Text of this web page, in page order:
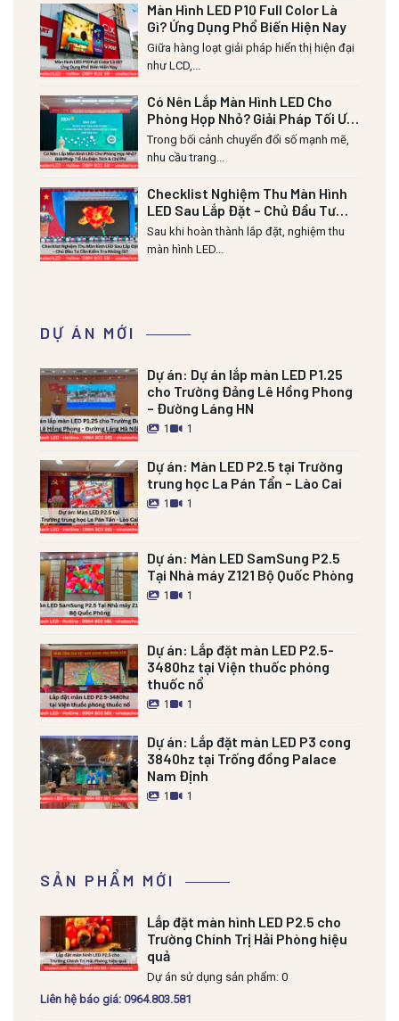
Màn Hình LED P10 Full Color Là
Gì? Ứng Dụng Phổ Biến Hiện Nay
Giữa hàng loạt giải pháp hiển thị hiện đại
như LCD,...
Có Nên Lắp Màn Hình LED Cho
Phòng Họp Nhỏ? Giải Pháp Tối Ưu
Diện Tích & Chi Phí
Trong bối cảnh chuyển đổi số mạnh mẽ,
nhu cầu trang...
Checklist Nghiệm Thu Màn Hình
LED Sau Lắp Đặt – Chủ Đầu Tư
Cần Kiểm Tra Những Gì?
Sau khi hoàn thành lắp đặt, nghiệm thu
màn hình LED...
DỰ ÁN MỚI
Dự án: Dự án lắp màn LED P1.25
cho Trường Đảng Lê Hồng Phong
– Đường Láng HN
1 1
Dự án: Màn LED P2.5 tại Trường
trung học La Pán Tẩn – Lào Cai
1 1
Dự án: Màn LED SamSung P2.5
Tại Nhà máy Z121 Bộ Quốc Phòng
1 1
Dự án: Lắp đặt màn LED P2.5-
3480hz tại Viện thuốc phóng
thuốc nổ
1 1
Dự án: Lắp đặt màn LED P3 cong
3840hz tại Trống đồng Palace
Nam Định
1 1
SẢN PHẨM MỚI
Lắp đặt màn hình LED P2.5 cho
Trường Chính Trị Hải Phòng hiệu
quả
Dự án sử dụng sản phẩm: 0
Liên hệ báo giá: 0964.803.581